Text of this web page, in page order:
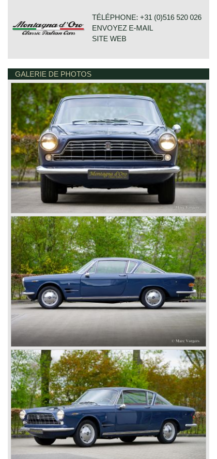
top-speed: 119 mph - 190 km/h
gearbox: 4-speed, manual
brakes: disc brakes all round
weight: 1310 kg.
TÉLÉPHONE: +31 (0)516 520 026
ENVOYEZ E-MAIL
SITE WEB
HOUTWAL 30B 1-4
8431 EX OOSTERWOLDE
PAYS-BAS
GALERIE DE PHOTOS